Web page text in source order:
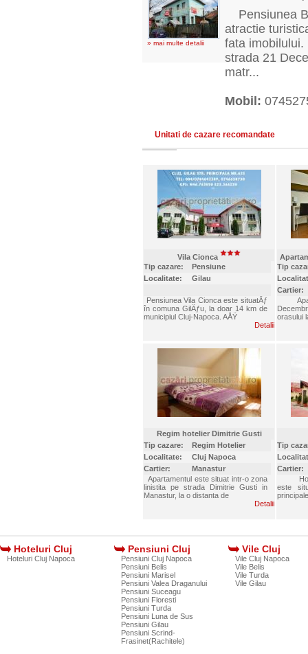
» mai multe detalii
Pensiunea
atractie
fata
strada 21
matr...
Mobil:
Unitati de cazare recomandate
Vila Cionca
Tip cazare:
Pensiune
Localitate:
Gilau
Pensiunea Vila Cionca este situatÄƒ
în comuna GilÄƒu, la doar 14 km de
municipiul Cluj-Napoca. AÅŸ
Detalii
Tip
Cartier:
orasului
Regim hotelier Dimitrie Gusti
Tip cazare:
Regim Hotelier
Localitate:
Cluj Napoca
Cartier:
Manastur
Apartamentul este situat intr-o zona
linistita pe strada Dimitrie Gusti in
Manastur, la o distanta de
Detalii
Tip
Cartier:
este
Hoteluri Cluj
Hoteluri Cluj Napoca
Pensiuni Cluj
Pensiuni Cluj Napoca
Pensiuni Belis
Pensiuni Marisel
Pensiuni Valea Draganului
Pensiuni Suceagu
Pensiuni Floresti
Pensiuni Turda
Pensiuni Luna de Sus
Pensiuni Gilau
Pensiuni Scrind-
Frasinet(Rachitele)
Vile Cluj
Vile Cluj Napoca
Vile Belis
Vile Turda
Vile Gilau